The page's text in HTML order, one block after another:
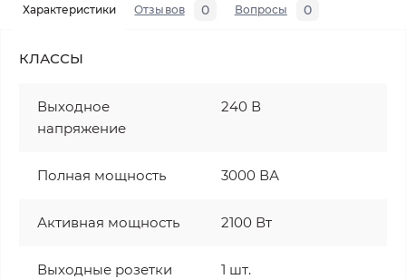
Характеристики Отзывов 0 Вопросы 0
КЛАССЫ
Выходное
напряжение
240 В
Полная мощность 3000 ВА
Активная мощность 2100 Вт
Выходные розетки
1 шт.